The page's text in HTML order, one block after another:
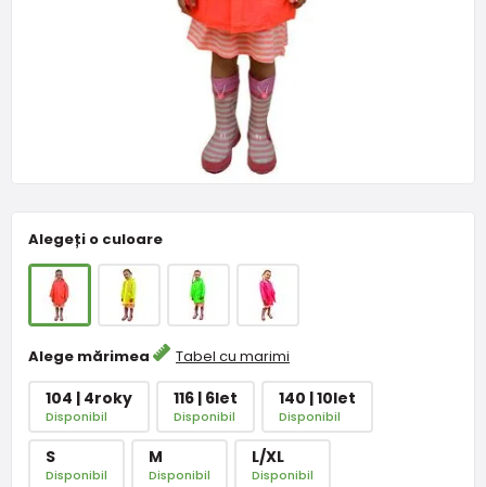
Alegeți o culoare
Alege mărimea Tabel cu marimi
104 | 4roky
Disponibil
116 | 6let
Disponibil
140 | 10let
Disponibil
S
Disponibil
M
Disponibil
L/XL
Disponibil